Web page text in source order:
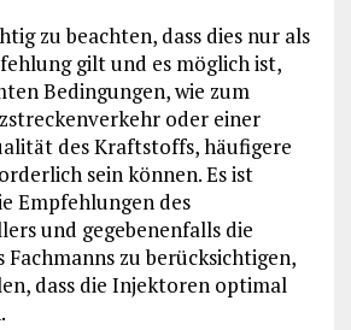
zu beachten, dass dies nur als
gilt und es möglich ist,
Bedingungen, wie zum
oder einer
des Kraftstoffs, häufigere
sein können. Es ist
Empfehlungen des
und gegebenenfalls die
Fachmanns zu berücksichtigen,
dass die Injektoren optimal